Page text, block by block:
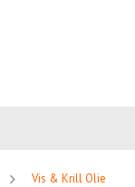
Vis & Krill Olie